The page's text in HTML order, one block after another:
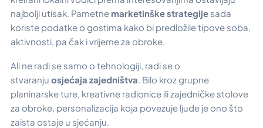
najbolji utisak. Pametne marketinške strategije sada
koriste podatke o gostima kako bi predložile tipove soba,
aktivnosti, pa čak i vrijeme za obroke.
Ali ne radi se samo o tehnologiji, radi se o
stvaranju osjećaja zajedništva. Bilo kroz grupne
planinarske ture, kreativne radionice ili zajedničke stolove
za obroke, personalizacija koja povezuje ljude je ono što
zaista ostaje u sjećanju.